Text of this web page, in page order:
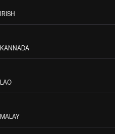
IRISH
KANNADA
LAO
MALAY